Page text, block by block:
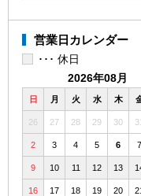
営業日カレンダー
･･･ 休日
2026年08月
日 月 火 水 木
26 27 28 29 30
2 3 4 5 6 7
9 10 11 12 13
16 17 18 19 20